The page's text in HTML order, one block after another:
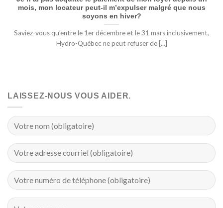
mois, mon locateur peut-il m’expulser malgré que nous
soyons en hiver?
Saviez-vous qu’entre le 1er décembre et le 31 mars inclusivement,
Hydro-Québec ne peut refuser de [...]
LAISSEZ-NOUS VOUS AIDER.